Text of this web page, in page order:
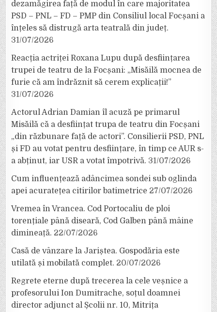
dezamăgirea față de modul în care majoritatea
PSD – PNL – FD – PMP din Consiliul local Focșani a
înțeles să distrugă arta teatrală din județ.
31/07/2026
Reacția actriței Roxana Lupu după desființarea
trupei de teatru de la Focșani: „Misăilă mocnea de
furie că am îndrăznit să cerem explicații!”
31/07/2026
Actorul Adrian Damian îl acuză pe primarul
Misăilă că a desființat trupa de teatru din Focșani
„din răzbunare față de actori”. Consilierii PSD, PNL
și FD au votat pentru desființare, în timp ce AUR s-
a abținut, iar USR a votat împotrivă. 31/07/2026
Cum influențează adâncimea sondei sub oglinda
apei acuratețea citirilor batimetrice 27/07/2026
Vremea în Vrancea. Cod Portocaliu de ploi
torențiale până diseară, Cod Galben până mâine
dimineață. 22/07/2026
Casă de vânzare la Jariștea. Gospodăria este
utilată și mobilată complet. 20/07/2026
Regrete eterne după trecerea la cele veșnice a
profesorului Ion Dumitrache, soțul doamnei
director adjunct al Școlii nr. 10, Mitrița